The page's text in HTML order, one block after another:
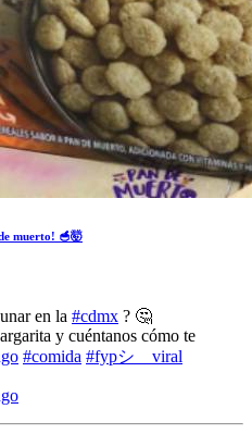
muerto! 🥣🤯
en la #cdmx ? 🤔
y cuéntanos cómo te
#comida #fypシ゚viral